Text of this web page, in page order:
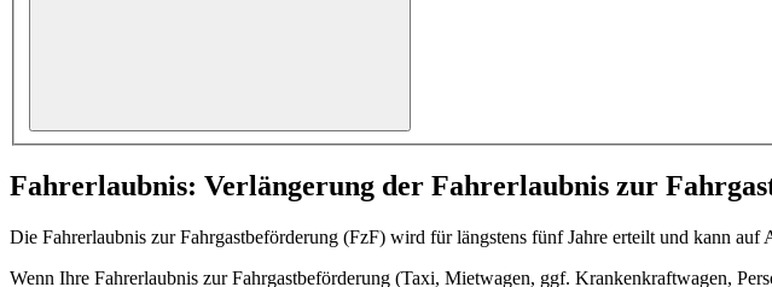
Fahrerlaubnis: Verlängerung der Fahrerlaubnis zur
Die Fahrerlaubnis zur Fahrgastbeförderung (FzF) wird für längstens fünf Jahre erteilt und kann auf
Wenn Ihre Fahrerlaubnis zur Fahrgastbeförderung (Taxi, Mietwagen, ggf. Krankenkraftwagen,